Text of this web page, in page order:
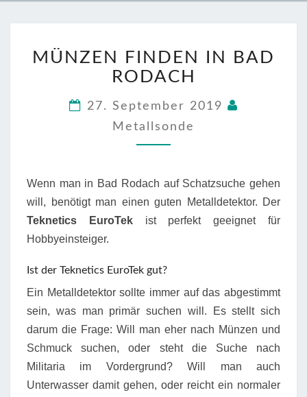
FINDEN
IN
BAD
RODACH
MÜNZEN FINDEN IN BAD
RODACH
27. September 2019
Metallsonde
Wenn man in Bad Rodach auf Schatzsuche gehen
will, benötigt man einen guten Metalldetektor. Der
Teknetics EuroTekist perfekt geeignet für
Hobbyeinsteiger.
Ist der Teknetics EuroTek gut?
Ein Metalldetektor sollte immer auf das abgestimmt
sein, was man primär suchen will. Es stellt sich
darum die Frage: Will man eher nach Münzen und
Schmuck suchen, oder steht die Suche nach
Militaria im Vordergrund? Will man auch
Unterwasser damit gehen, oder reicht ein normaler